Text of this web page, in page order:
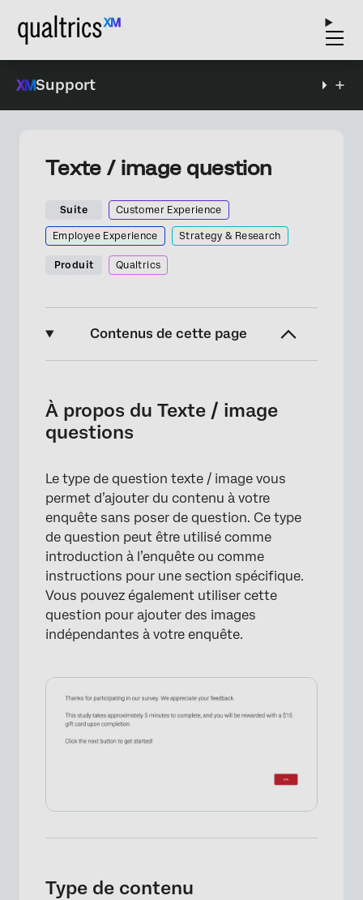
Support
Texte / image question
Suite Customer Experience
Employee Experience Strategy & Research
Produit Qualtrics
Contenus de cette page
Type de contenu
FAQs
À propos du Texte / image
questions
Le type de question texte / image vous
permet d’ajouter du contenu à votre
enquête sans poser de question. Ce type
de question peut être utilisé comme
introduction à l’enquête ou comme
instructions pour une section spécifique.
Vous pouvez également utiliser cette
question pour ajouter des images
indépendantes à votre enquête.
Type de contenu